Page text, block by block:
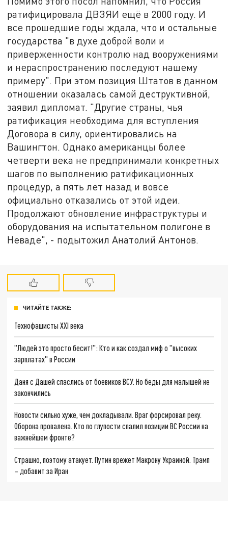
ратифицировала ДВЗЯИ ещё в 2000 году. И
все прошедшие годы ждала, что и остальные
государства "в духе доброй воли и
приверженности контролю над вооружениями
и нераспространению последуют нашему
примеру". При этом позиция Штатов в данном
отношении оказалась самой деструктивной,
заявил дипломат. "Другие страны, чья
ратификация необходима для вступления
Договора в силу, ориентировались на
Вашингтон. Однако американцы более
четверти века не предпринимали конкретных
шагов по выполнению ратификационных
процедур, а пять лет назад и вовсе
официально отказались от этой идеи.
Продолжают обновление инфраструктуры и
оборудования на испытательном полигоне в
Неваде", - подытожил Анатолий Антонов.
ЧИТАЙТЕ ТАКЖЕ:
Технофашисты XXI века
"Людей это просто бесит!": Кто и как создал миф о "высоких
зарплатах" в России
Даня с Дашей спаслись от боевиков ВСУ. Но беды для малышей не
закончились
Новости сильно хуже, чем докладывали. Враг форсировал реку.
Оборона провалена. Кто по глупости спалил позиции ВС России на
важнейшем фронте?
Страшно, поэтому атакует. Путин врежет Макрону Украиной. Трамп
– добавит за Иран